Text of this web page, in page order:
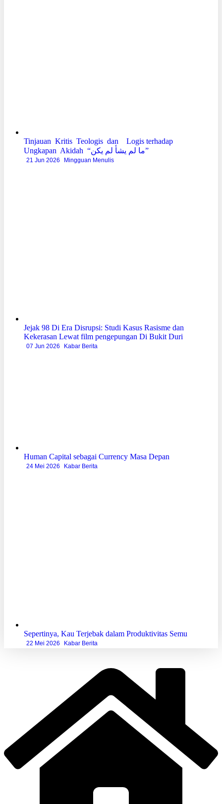
Tinjauan Kritis Teologis dan Logis terhadap
Ungkapan Akidah “ما لم يشأ لم يكن”
21 Jun 2026 Mingguan Menulis
Jejak 98 Di Era Disrupsi: Studi Kasus Rasisme dan
Kekerasan Lewat film pengepungan Di Bukit Duri
07 Jun 2026 Kabar Berita
Human Capital sebagai Currency Masa Depan
24 Mei 2026 Kabar Berita
Sepertinya, Kau Terjebak dalam Produktivitas Semu
22 Mei 2026 Kabar Berita